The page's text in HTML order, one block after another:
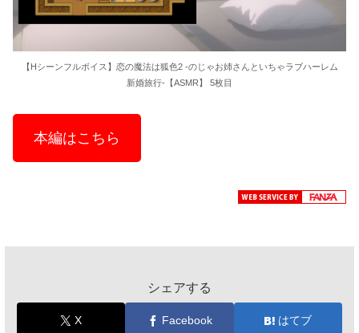
【Hシーンフルボイス】恋の魔法は狐色2 -のじゃお姉さんといちゃラブハーレム
新婚旅行-【ASMR】 5枚目
本編はこちら
シェアする
X Facebook はてブ